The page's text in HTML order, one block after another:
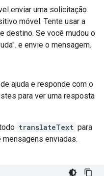
enviar uma solicitação
móvel. Tente usar a
destino. Se você mudou o
e envie o mensagem.
ajuda e responde com o
para ver uma resposta
translateText para
enviadas.